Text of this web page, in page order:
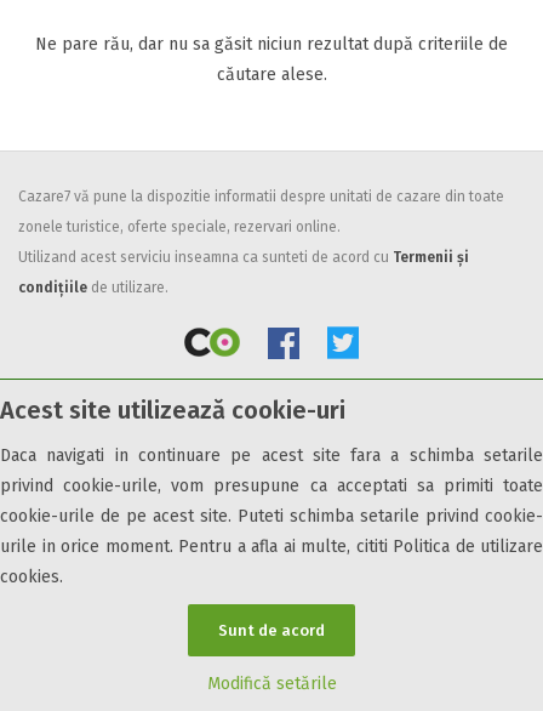
Acest site utilizează cookie-uri
Daca navigati in continuare pe acest site fara a schimba setarile
privind cookie-urile, vom presupune ca acceptati sa primiti toate
cookie-urile de pe acest site. Puteti schimba setarile privind cookie-
urile in orice moment. Pentru a afla ai multe, cititi Politica de utilizare
cookies.
Sunt de acord
Modifică setările
Selecteaza pretul
Facilități
Internet wireless
Parcare
All inclusive
Pensiune completa
Demipensiune
Mic dejun
Accepta animale
Accepta voucher vacanta
Acces persoane cu dizabilități
Ne pare rău, dar nu sa găsit niciun rezultat după criteriile de
căutare alese.
Cazare7 vă pune la dispozitie informatii despre unitati de cazare din toate
zonele turistice, oferte speciale, rezervari online.
Utilizand acest serviciu inseamna ca sunteti de acord cu Termenii și
condițiile de utilizare.
Obiective turistice Informații utile Parteneri Cazare7 Harta Cazare7